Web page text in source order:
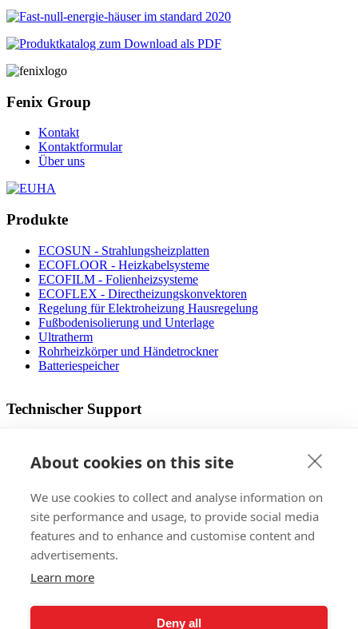
Fenix Group
Kontakt
Kontaktformular
Über uns
Produkte
ECOSUN - Strahlungsheizplatten
ECOFLOOR - Heizkabelsysteme
ECOFILM - Folienheizsysteme
ECOFLEX - Directheizungskonvektoren
Regelung für Elektroheizung Hausregelung
Fußbodenisolierung und Unterlage
Ultratherm
Rohrheizkörper und Händetrockner
Batteriespeicher
Technischer Support
Dateien zum Download
Designer Fußbodenheizung
FAQ
Video mit dem Montagevorgang
Zertifizierungs
Verkauf
About cookies on this site
We use cookies to collect and analyse information on
site performance and usage, to provide social media
features and to enhance and customise content and
advertisements.
Learn more
Deny all